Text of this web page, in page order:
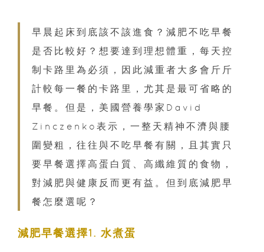
早晨起床到底該不該進食？減肥不吃早餐
是否比較好？想要達到理想體重，每天控
制卡路里為必須，因此減重者大多會斤斤
計較每一餐的卡路里，尤其是最可省略的
早餐。但是，美國營養學家David
Zinczenko表示，一整天精神不濟與腰
圍變粗，往往與不吃早餐有關，且其實只
要早餐選擇高蛋白質、高纖維質的食物，
對減肥與健康反而更有益。但到底減肥早
餐怎麼選呢？
減肥早餐選擇1. 水煮蛋